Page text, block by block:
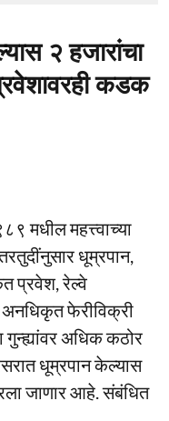
२ हजारांचा
कडक
मधील महत्त्वाच्या
धूम्रपान,
प्रवेश, रेल्वे
फेरीविक्री
अधिक कठोर
धूम्रपान केल्यास
जाणार आहे. संबंधित